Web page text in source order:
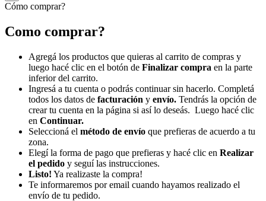
Cómo comprar?
Como comprar?
Agregá los productos que quieras al carrito de compras y
luego hacé clic en el botón de Finalizar compra en la parte
inferior del carrito.
Ingresá a tu cuenta o podrás continuar sin hacerlo. Completá
todos los datos de facturación y envío. Tendrás la opción de
crear tu cuenta en la página si así lo deseás. Luego hacé clic
en Continuar.
Seleccioná el método de envío que prefieras de acuerdo a tu
zona.
Elegí la forma de pago que prefieras y hacé clic en Realizar
el pedido y seguí las instrucciones.
Listo! Ya realizaste la compra!
Te informaremos por email cuando hayamos realizado el
envío de tu pedido.